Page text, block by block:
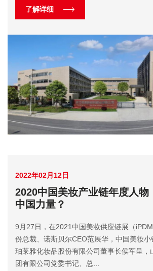
了解详细
2022年02月12日
2020中国美妆产业链年度人物
中国力量？
9月27日，在2021中国美妆供应链展（
份总裁、诺斯贝尔CEO范展华，中国美妆小
珀莱雅化妆品股份有限公司董事长侯军呈，
团有限公司党委书记、总...